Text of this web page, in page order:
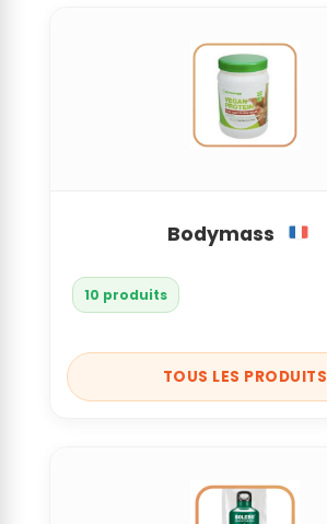
Bodymass
10 produits
TOUS LES PRODUITS